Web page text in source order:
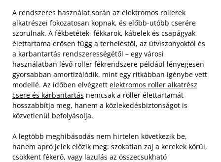
A rendszeres használat során az elektromos rollerek
alkatrészei fokozatosan kopnak, és előbb-utóbb cserére
szorulnak. A fékbetétek, fékkarok, kábelek és csapágyak
élettartama erősen függ a terheléstől, az útviszonyoktól és
a karbantartás rendszerességétől – egy városi
használatban lévő roller fékrendszere például lényegesen
gyorsabban amortizálódik, mint egy ritkábban igénybe vett
modellé. Az időben elvégzett elektromos roller alkatrész
csere és karbantartás nemcsak a roller élettartamát
hosszabbítja meg, hanem a közlekedésbiztonságot is
közvetlenül befolyásolja.
A legtöbb meghibásodás nem hirtelen következik be,
hanem apró jelek előzik meg: szokatlan zaj a kerekek körül,
csökkent fékerő, vagy lazulás az összecsukható